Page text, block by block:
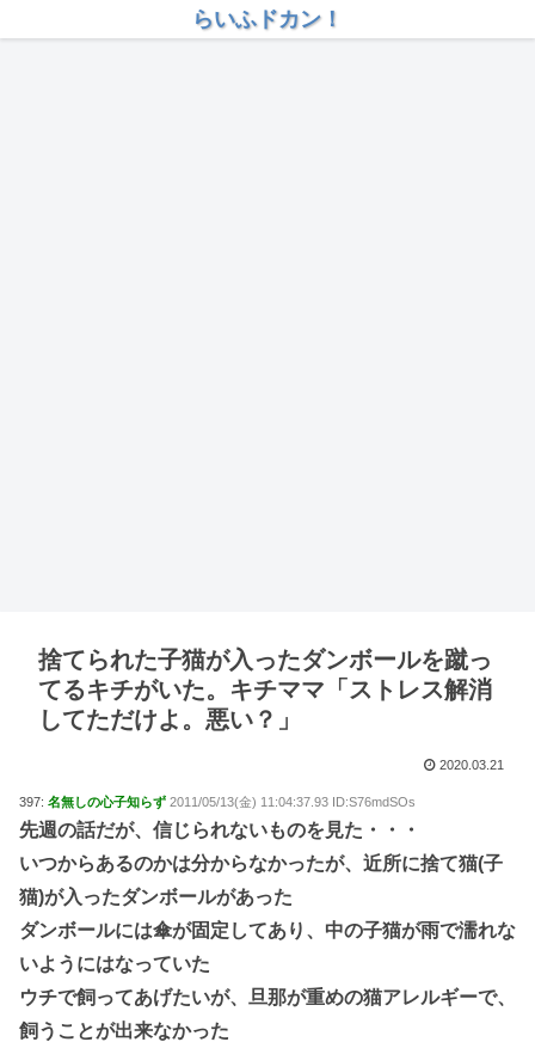
らいふドカン！
捨てられた子猫が入ったダンボールを蹴っ
てるキチがいた。キチママ「ストレス解消
してただけよ。悪い？」
2020.03.21
397: 名無しの心子知らず 2011/05/13(金) 11:04:37.93 ID:S76mdSOs
先週の話だが、信じられないものを見た・・・
いつからあるのかは分からなかったが、近所に捨て猫(子
猫)が入ったダンボールがあった
ダンボールには傘が固定してあり、中の子猫が雨で濡れな
いようにはなっていた
ウチで飼ってあげたいが、旦那が重めの猫アレルギーで、
飼うことが出来なかった